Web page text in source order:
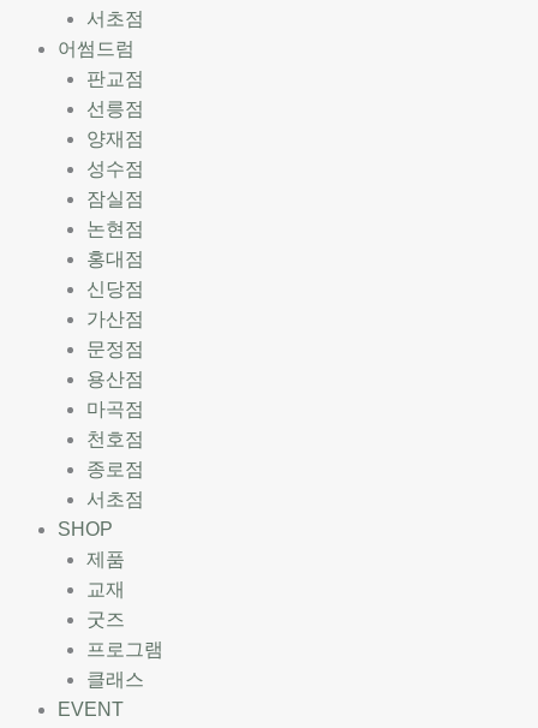
서초점
어썸드럼
판교점
선릉점
양재점
성수점
잠실점
논현점
홍대점
신당점
가산점
문정점
용산점
마곡점
천호점
종로점
서초점
SHOP
제품
교재
굿즈
프로그램
클래스
EVENT